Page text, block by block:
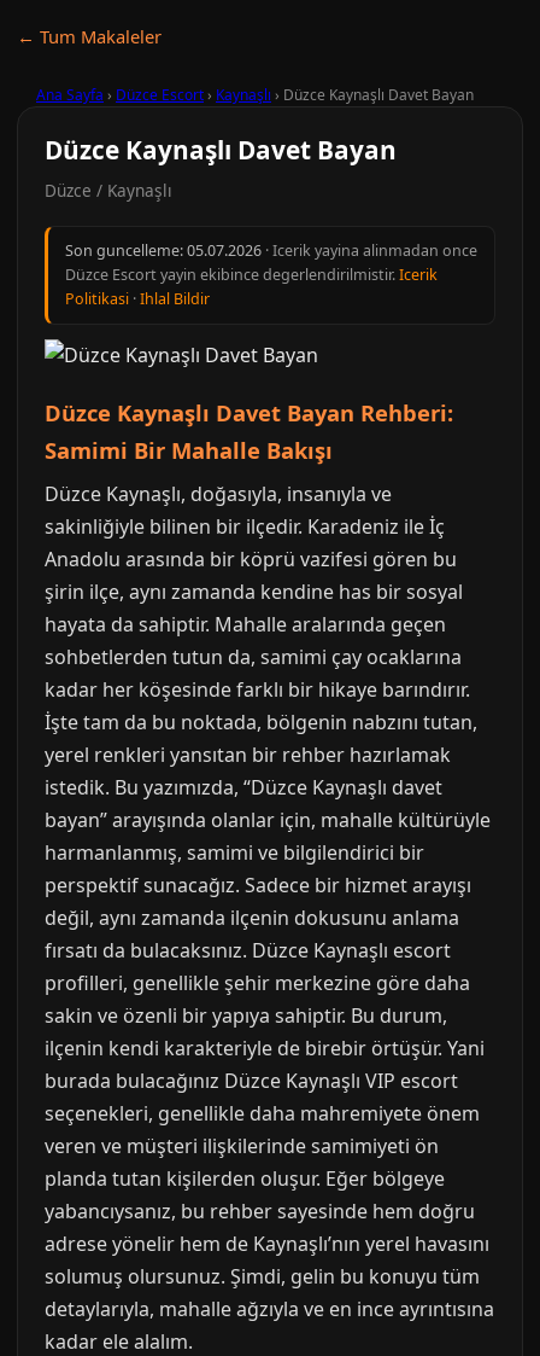
← Tum Makaleler
Ana Sayfa › Düzce Escort› Kaynaşlı › Düzce Kaynaşlı Davet Bayan
Düzce Kaynaşlı Davet Bayan
Düzce / Kaynaşlı
Son guncelleme:05.07.2026 · Icerik yayina alinmadan once
Düzce Escort yayin ekibince degerlendirilmistir.Icerik
Politikasi ·Ihlal Bildir
Düzce Kaynaşlı Davet Bayan Rehberi:
Samimi Bir Mahalle Bakışı
Düzce Kaynaşlı, doğasıyla, insanıyla ve
sakinliğiyle bilinen bir ilçedir. Karadeniz ile İç
Anadolu arasında bir köprü vazifesi gören bu
şirin ilçe, aynı zamanda kendine has bir sosyal
hayata da sahiptir. Mahalle aralarında geçen
sohbetlerden tutun da, samimi çay ocaklarına
kadar her köşesinde farklı bir hikaye barındırır.
İşte tam da bu noktada, bölgenin nabzını tutan,
yerel renkleri yansıtan bir rehber hazırlamak
istedik. Bu yazımızda, “Düzce Kaynaşlı davet
bayan” arayışında olanlar için, mahalle kültürüyle
harmanlanmış, samimi ve bilgilendirici bir
perspektif sunacağız. Sadece bir hizmet arayışı
değil, aynı zamanda ilçenin dokusunu anlama
fırsatı da bulacaksınız. Düzce Kaynaşlı escort
profilleri, genellikle şehir merkezine göre daha
sakin ve özenli bir yapıya sahiptir. Bu durum,
ilçenin kendi karakteriyle de birebir örtüşür. Yani
burada bulacağınız Düzce Kaynaşlı VIP escort
seçenekleri, genellikle daha mahremiyete önem
veren ve müşteri ilişkilerinde samimiyeti ön
planda tutan kişilerden oluşur. Eğer bölgeye
yabancıysanız, bu rehber sayesinde hem doğru
adrese yönelir hem de Kaynaşlı’nın yerel havasını
solumuş olursunuz. Şimdi, gelin bu konuyu tüm
detaylarıyla, mahalle ağzıyla ve en ince ayrıntısına
kadar ele alalım.